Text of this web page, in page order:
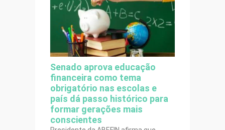
Senado aprova educação
financeira como tema
obrigatório nas escolas e
país dá passo histórico para
formar gerações mais
conscientes